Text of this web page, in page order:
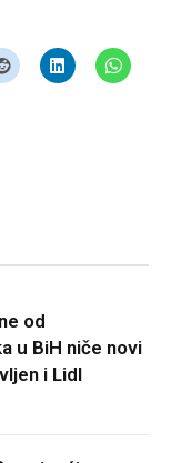
od
u BiH niče novi
i Lidl